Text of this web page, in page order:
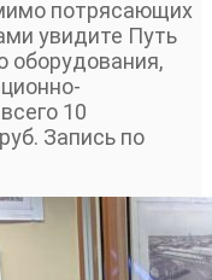
потрясающих
увидите Путь
оборудования,
10
Запись по